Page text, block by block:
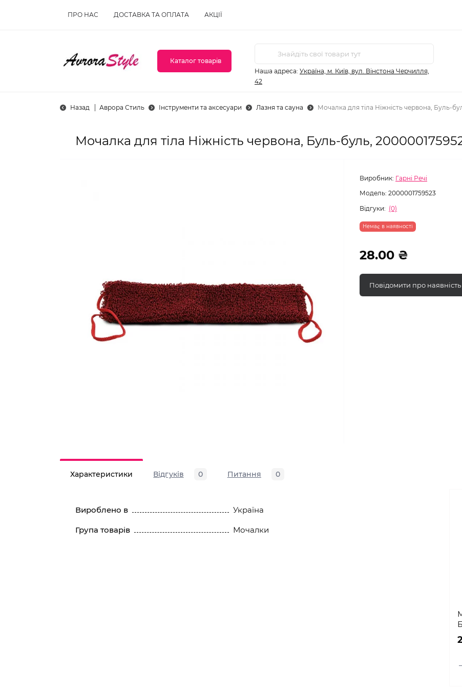
ПРО НАС ДОСТАВКА ТА ОПЛАТА АКЦІЇ
Каталог товарів
Наша адреса: Україна, м. Київ, вул. Вінстона Черчилля,
42
Назад Аврора Стиль Інструменти та аксесуари Лазня та сауна Мочалка для тіла Ніжність червона, Буль-
Мочалка для тіла Ніжність червона, Буль-буль,
Виробник: Гарні Речі
Модель: 2000001759523
Відгуки: (0)
Немає в наявності
28.00 ₴
Повідомити про наявність
Характеристики Відгуків 0 Питання 0
Вироблено в Україна
Група товарів Мочалки